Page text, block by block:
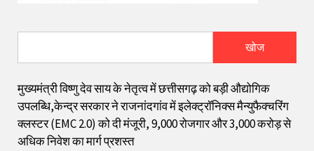
खोज
मुख्यमंत्री विष्णु देव साय के नेतृत्व में छत्तीसगढ़ को बड़ी औद्योगिक
उपलब्धि,केन्द्र सरकार ने राजनांदगांव में इलेक्ट्रॉनिक्स मैन्युफैक्चरिंग
क्लस्टर (EMC 2.0) को दी मंजूरी, 9,000 रोजगार और ₹3,000 करोड़ से
अधिक निवेश का मार्ग प्रशस्त